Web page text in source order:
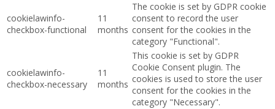
cookielawinfo-
checkbox-functional
11
months
The cookie is set by GDPR cookie
consent to record the user
consent for the cookies in the
category "Functional".
cookielawinfo-
checkbox-necessary
11
months
This cookie is set by GDPR
Cookie Consent plugin. The
cookies is used to store the user
consent for the cookies in the
category "Necessary".